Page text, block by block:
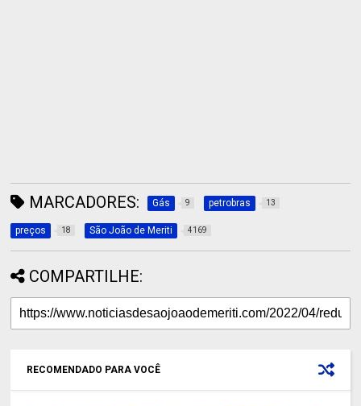
MARCADORES: Gás 9 petrobras 13
preços 18 São João de Meriti 4169
COMPARTILHE:
RECOMENDADO PARA VOCÊ